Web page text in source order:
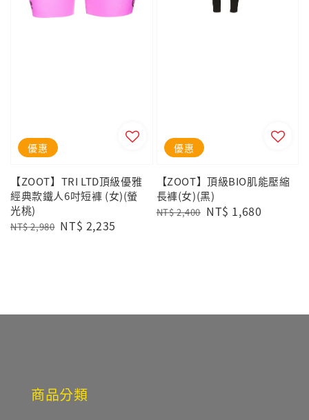
優惠
【ZOOT】TRI LTD頂級優雅
經典款鐵人6吋短褲 (女)(螢
光桃)
Regular
NT$ 2,980 Sale
NT$ 2,235
優惠
【ZOOT】頂級BIO肌能壓縮
長褲(女)(黑)
Regular
NT$ 2,400 Sale
NT$ 1,680
商品分類